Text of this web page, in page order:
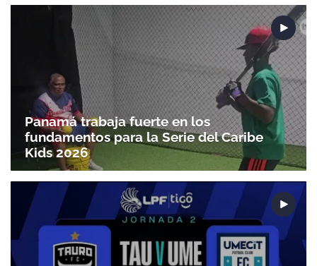
Panamá trabaja fuerte en los
fundamentos para la Serie del Caribe
Kids 2026